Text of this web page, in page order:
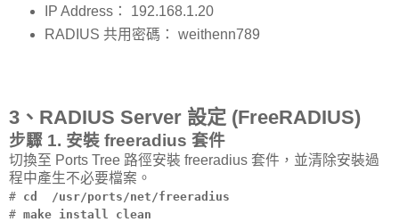
IP Address： 192.168.1.20
RADIUS 共用密碼： weithenn789
3、RADIUS Server 設定 (FreeRADIUS)
步驟 1. 安裝 freeradius 套件
切換至 Ports Tree 路徑安裝 freeradius 套件，並清除安裝過
程中產生不必要檔案。
# cd /usr/ports/net/freeradius
# make install clean